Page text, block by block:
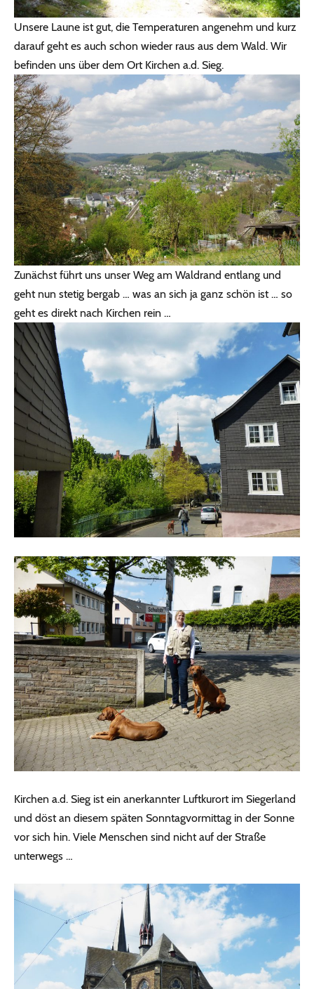
Unsere Laune ist gut, die Temperaturen angenehm und kurz
darauf geht es auch schon wieder raus aus dem Wald. Wir
befinden uns über dem Ort Kirchen a.d. Sieg.
Zunächst führt uns unser Weg am Waldrand entlang und
geht nun stetig bergab … was an sich ja ganz schön ist … so
geht es direkt nach Kirchen rein …
Kirchen a.d. Sieg ist ein anerkannter Luftkurort im Siegerland
und döst an diesem späten Sonntagvormittag in der Sonne
vor sich hin. Viele Menschen sind nicht auf der Straße
unterwegs …